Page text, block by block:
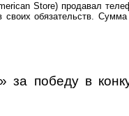
Store) продавал
обязательств.
за победу в